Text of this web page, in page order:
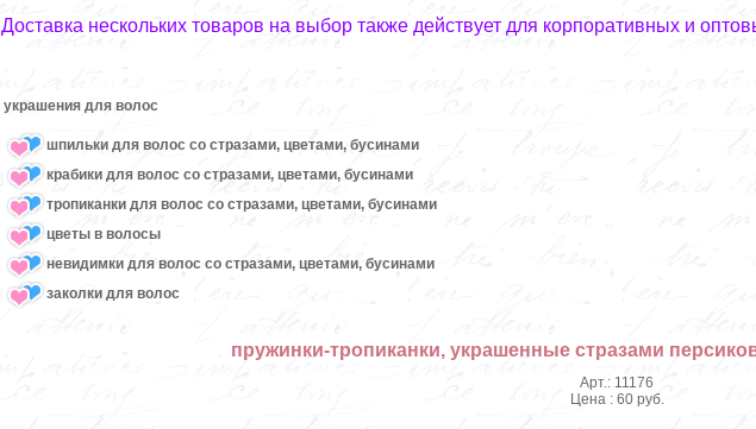
Доставка нескольких товаров на выбор также действует для корпоративных и
украшения для волос
шпильки для волос со стразами, цветами, бусинами
крабики для волос со стразами, цветами, бусинами
тропиканки для волос со стразами, цветами, бусинами
цветы в волосы
невидимки для волос со стразами, цветами, бусинами
заколки для волос
пружинки-тропиканки, украшенные стразами
Арт.: 11176
Цена : 60 руб.